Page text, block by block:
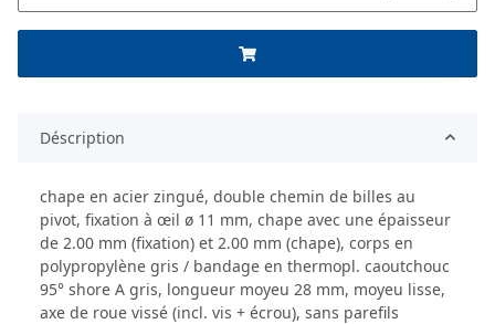
Déscription
chape en acier zingué, double chemin de billes au
pivot, fixation à œil ø 11 mm, chape avec une épaisseur
de 2.00 mm (fixation) et 2.00 mm (chape), corps en
polypropylène gris / bandage en thermopl. caoutchouc
95° shore A gris, longueur moyeu 28 mm, moyeu lisse,
axe de roue vissé (incl. vis + écrou), sans parefils